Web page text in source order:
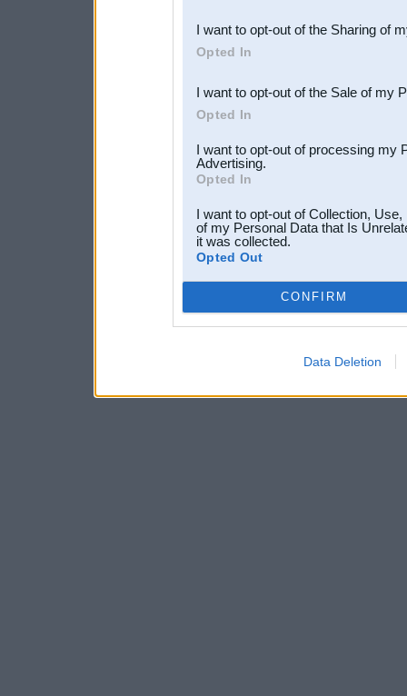
Downstream Participants
third parties.
I want to opt-out of the Sharing of
Opted In
I want to opt-out of the Sale of my
Opted In
I want to opt-out of processing my
Advertising.
Opted In
I want to opt-out of Collection,
of my Personal Data that Is
it was collected.
Opted Out
CONFIRM
Data Deletion